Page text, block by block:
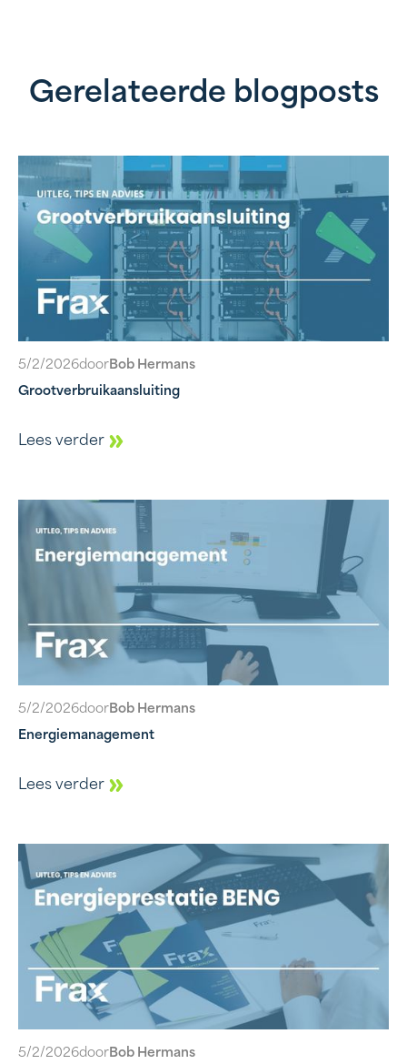
Gerelateerde blogposts
5/2/2026door Bob Hermans
Grootverbruikaansluiting
Lees verder
5/2/2026door Bob Hermans
Energiemanagement
Lees verder
5/2/2026door Bob Hermans